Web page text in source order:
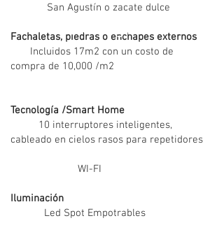
San Agustín o zacate dulce
Fachaletas, piedras o enchapes externos
Incluidos 17m2 con un costo de
compra de 10,000 /m2
Tecnología /Smart Home
10 interruptores inteligentes,
cableado en cielos rasos para repetidores
WI-FI
​Iluminación
Led Spot Empotrables
Tecnología I.T